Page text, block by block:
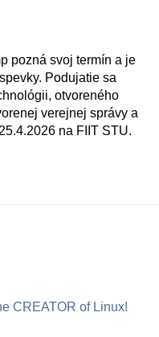
pozná svoj termín a je
Podujatie sa
otvoreného
verejnej správy a
na FIIT STU.
CREATOR of Linux!